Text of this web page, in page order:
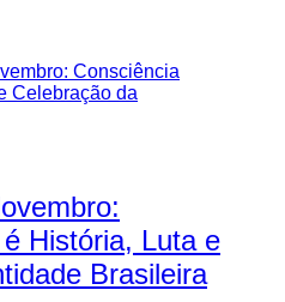
História, Luta e
Brasileira